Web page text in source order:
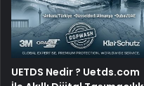
UETDS Nedir ? Uetds.com